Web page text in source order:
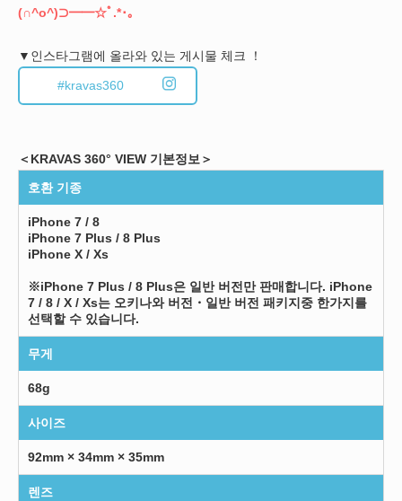
(∩^o^)⊃━━☆ﾟ.*･｡
▼인스타그램에 올라와 있는 게시물 체크 ！
#kravas360
＜KRAVAS 360° VIEW 기본정보＞
호환 기종
iPhone 7 / 8
iPhone 7 Plus / 8 Plus
iPhone X / Xs
※iPhone 7 Plus / 8 Plus은 일반 버전만 판매합니다. iPhone
7 / 8 / X / Xs는 오키나와 버전・일반 버전 패키지중 한가지를
선택할 수 있습니다.
무게
68g
사이즈
92mm × 34mm × 35mm
렌즈